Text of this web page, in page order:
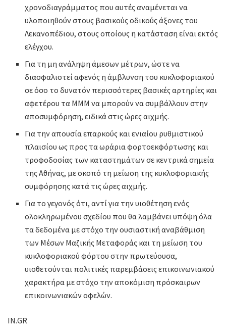
χρονοδιαγράμματος που αυτές αναμένεται να
υλοποιηθούν στους βασικούς οδικούς άξονες του
Λεκανοπέδιου, στους οποίους η κατάσταση είναι εκτός
ελέγχου.
Για τη μη ανάληψη άμεσων μέτρων, ώστε να
διασφαλιστεί αφενός η άμβλυνση του κυκλοφοριακού
σε όσο το δυνατόν περισσότερες βασικές αρτηρίες και
αφετέρου τα ΜΜΜ να μπορούν να συμβάλλουν στην
αποσυμφόρηση, ειδικά στις ώρες αιχμής.
Για την απουσία επαρκούς και ενιαίου ρυθμιστικού
πλαισίου ως προς τα ωράρια φορτοεκφόρτωσης και
τροφοδοσίας των καταστημάτων σε κεντρικά σημεία
της Αθήνας, με σκοπό τη μείωση της κυκλοφοριακής
συμφόρησης κατά τις ώρες αιχμής.
Για το γεγονός ότι, αντί για την υιοθέτηση ενός
ολοκληρωμένου σχεδίου που θα λαμβάνει υπόψη όλα
τα δεδομένα με στόχο την ουσιαστική αναβάθμιση
των Μέσων Μαζικής Μεταφοράς και τη μείωση του
κυκλοφοριακού φόρτου στην πρωτεύουσα,
υιοθετούνται πολιτικές παρεμβάσεις επικοινωνιακού
χαρακτήρα με στόχο την αποκόμιση πρόσκαιρων
επικοινωνιακών οφελών.
IN.GR